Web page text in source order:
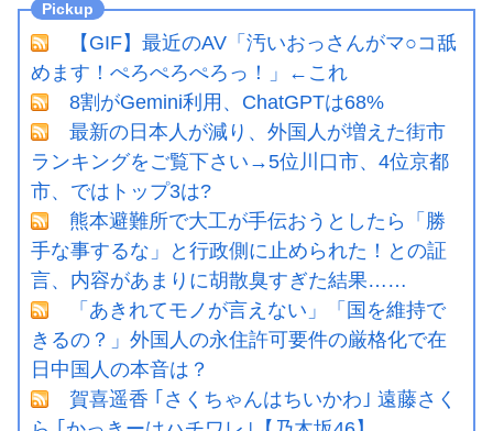
【GIF】最近のAV「汚いおっさんがマ○コ舐
めます！ぺろぺろぺろっ！」←これ
8割がGemini利用、ChatGPTは68%
最新の日本人が減り、外国人が増えた街市
ランキングをご覧下さい→5位川口市、4位京都
市、ではトップ3は?
熊本避難所で大工が手伝おうとしたら「勝
手な事するな」と行政側に止められた！との証
言、内容があまりに胡散臭すぎた結果……
「あきれてモノが言えない」「国を維持で
きるの？」外国人の永住許可要件の厳格化で在
日中国人の本音は？
賀喜遥香 ｢さくちゃんはちいかわ｣ 遠藤さく